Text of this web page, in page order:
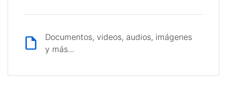
Documentos, videos, audios, imágenes
y más...